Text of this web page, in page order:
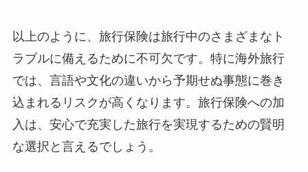
以上のように、旅行保険は旅行中のさまざまなト
ラブルに備えるために不可欠です。特に海外旅行
では、言語や文化の違いから予期せぬ事態に巻き
込まれるリスクが高くなります。旅行保険への加
入は、安心で充実した旅行を実現するための賢明
な選択と言えるでしょう。